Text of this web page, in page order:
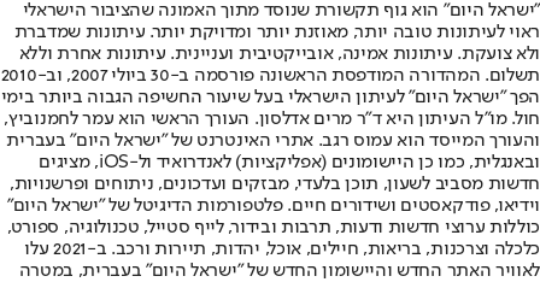
"ישראל היום" הוא גוף תקשורת שנוסד מתוך האמונה שהציבור הישראלי
ראוי לעיתונות טובה יותר, מאוזנת יותר ומדויקת יותר. עיתונות שמדברת
ולא צועקת. עיתונות אמינה, אובייקטיבית ועניינית. עיתונות אחרת וללא
תשלום. המהדורה המודפסת הראשונה פורסמה ב-30 ביולי 2007, וב-2010
הפך "ישראל היום" לעיתון הישראלי בעל שיעור החשיפה הגבוה ביותר בימי
חול. מו"ל העיתון היא ד"ר מרים אדלסון. העורך הראשי הוא עמר לחמנוביץ,
והעורך המייסד הוא עמוס רגב. אתרי האינטרנט של "ישראל היום" בעברית
ובאנגלית, כמו כן היישומונים (אפליקציות) לאנדרואיד ול-iOS, מציגים
חדשות מסביב לשעון, תוכן בלעדי, מבזקים ועדכונים, ניתוחים ופרשנויות,
וידיאו, פודקאסטים ושידורים חיים. פלטפורמות הדיגיטל של "ישראל היום"
כוללות ערוצי חדשות ודעות, תרבות ובידור, לייף סטייל, טכנולוגיה, ספורט,
כלכלה וצרכנות, בריאות, חיילים, אוכל, יהדות, תיירות ורכב. ב-2021 עלו
לאוויר האתר החדש והיישומון החדש של "ישראל היום" בעברית, במטרה